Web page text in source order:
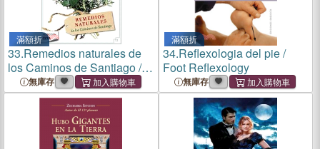
滿額折
33.Remedios naturales de
los Caminos de Santiago /
Natural Remedies of the
Way of St. James
無庫存
滿額折
34.Reflexologia del pie /
Foot Reflexology
無庫存